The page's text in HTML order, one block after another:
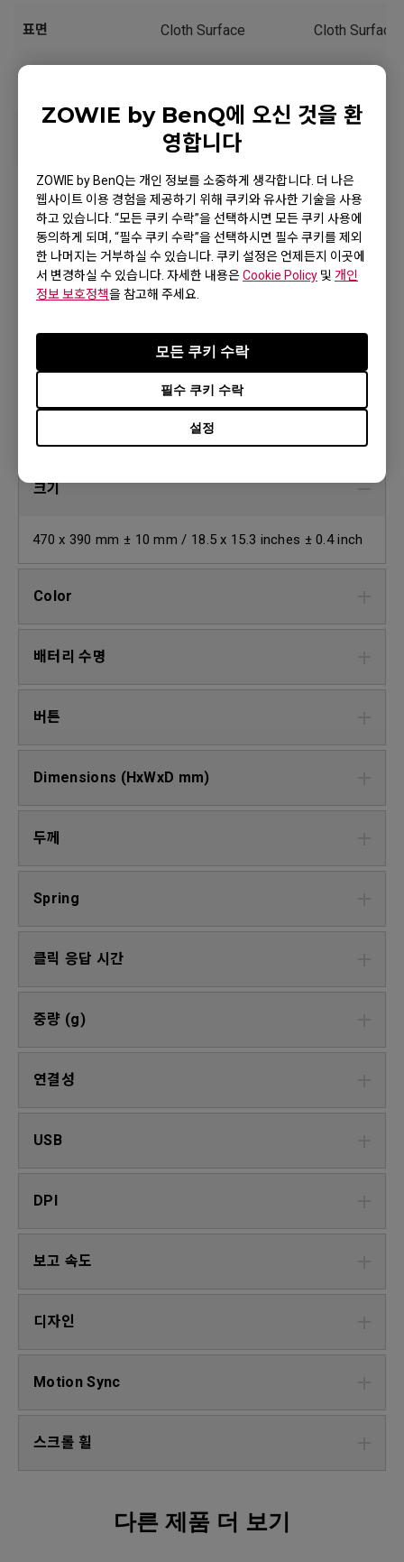
ZOWIE by BenQ에 오신 것을 환
영합니다
ZOWIE by BenQ는 개인 정보를 소중하게 생각합니다. 더 나은
웹사이트 이용 경험을 제공하기 위해 쿠키와 유사한 기술을 사용
하고 있습니다. “모든 쿠키 수락”을 선택하시면 모든 쿠키 사용에
동의하게 되며, “필수 쿠키 수락”을 선택하시면 필수 쿠키를 제외
한 나머지는 거부하실 수 있습니다. 쿠키 설정은 언제든지 이곳에
서 변경하실 수 있습니다. 자세한 내용은Cookie Policy 및 개인
정보 보호정책을 참고해 주세요.
설정
필수 쿠키 수락
모든 쿠키 수락
표면 Cloth Surface
●●●○○
다시 구매하러 가기
Cloth Surface
더 알아보기
모든 사양
크기
470 x 390 mm ± 10 mm / 18.5 x 15.3 inches ± 0.4 inch
Color
배터리 수명
버튼
Dimensions (HxWxD mm)
두께
Spring
클릭 응답 시간
중량 (g)
연결성
USB
DPI
보고 속도
디자인
Motion Sync
스크롤 휠
다른 제품 더 보기